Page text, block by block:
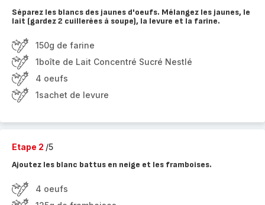
Séparez les blancs des jaunes d'oeufs. Mélangez les jaunes, le
lait (gardez 2 cuillerées à soupe), la levure et la farine.
150g de farine
1boîte de Lait Concentré Sucré Nestlé
4 oeufs
1sachet de levure
Etape 2 /5
Ajoutez les blanc battus en neige et les framboises.
4 oeufs